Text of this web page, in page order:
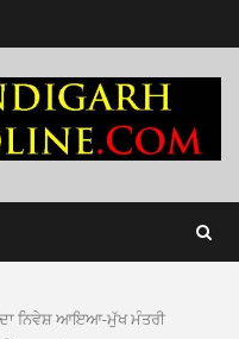
ਦਾ ਨਿਵੇਸ਼ ਆਇਆ-ਮੁੱਖ ਮੰਤਰੀ